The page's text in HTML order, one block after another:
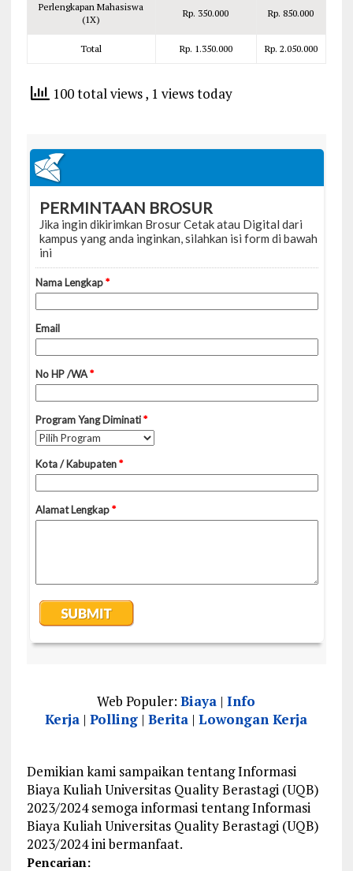
Perlengkapan Mahasiswa
(1X)
Rp. 350.000 Rp. 850.000
Total Rp. 1.350.000 Rp. 2.050.000
100 total views, 1 views today
Web Populer:Biaya |Info
Kerja |Polling |Berita |Lowongan Kerja
Demikian kami sampaikan tentang Informasi
Biaya Kuliah Universitas Quality Berastagi (UQB)
2023/2024 semoga informasi tentang Informasi
Biaya Kuliah Universitas Quality Berastagi (UQB)
2023/2024 ini bermanfaat.
Pencarian: